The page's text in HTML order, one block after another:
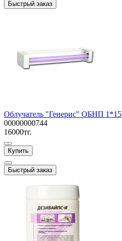
Быстрый заказ
Облучатель "Генерис" ОБНП 1*15
00000000744
16000тг.
Купить
Быстрый заказ